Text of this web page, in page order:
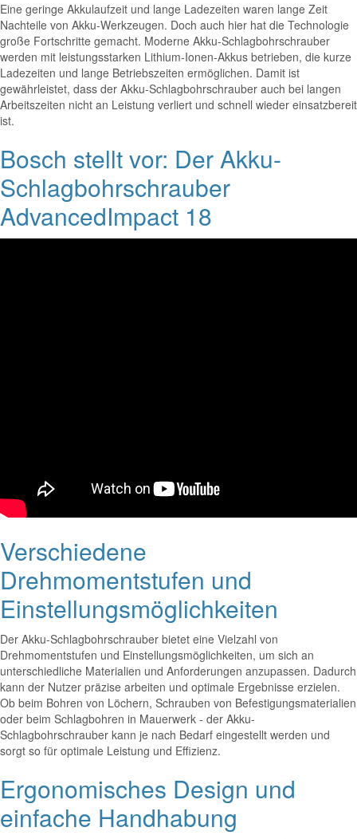
Eine geringe Akkulaufzeit und lange Ladezeiten waren lange Zeit
Nachteile von Akku-Werkzeugen. Doch auch hier hat die Technologie
große Fortschritte gemacht. Moderne Akku-Schlagbohrschrauber
werden mit leistungsstarken Lithium-Ionen-Akkus betrieben, die kurze
Ladezeiten und lange Betriebszeiten ermöglichen. Damit ist
gewährleistet, dass der Akku-Schlagbohrschrauber auch bei langen
Arbeitszeiten nicht an Leistung verliert und schnell wieder einsatzbereit
ist.
Bosch stellt vor: Der Akku-
Schlagbohrschrauber
AdvancedImpact 18
Verschiedene
Drehmomentstufen und
Einstellungsmöglichkeiten
Der Akku-Schlagbohrschrauber bietet eine Vielzahl von
Drehmomentstufen und Einstellungsmöglichkeiten, um sich an
unterschiedliche Materialien und Anforderungen anzupassen. Dadurch
kann der Nutzer präzise arbeiten und optimale Ergebnisse erzielen.
Ob beim Bohren von Löchern, Schrauben von Befestigungsmaterialien
oder beim Schlagbohren in Mauerwerk - der Akku-
Schlagbohrschrauber kann je nach Bedarf eingestellt werden und
sorgt so für optimale Leistung und Effizienz.
Ergonomisches Design und
einfache Handhabung